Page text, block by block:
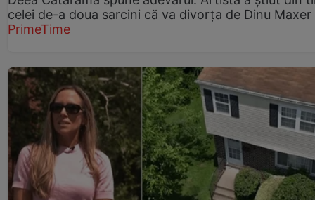
celei de-a doua sarcini că va divorța de Dinu Maxer
PrimeTime